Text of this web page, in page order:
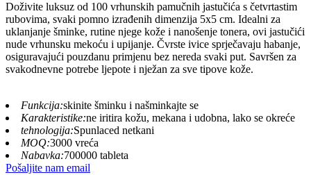
Doživite luksuz od 100 vrhunskih pamučnih jastučića s četvrtastim
rubovima, svaki pomno izrađenih dimenzija 5x5 cm. Idealni za
uklanjanje šminke, rutine njege kože i nanošenje tonera, ovi jastučići
nude vrhunsku mekoću i upijanje. Čvrste ivice sprječavaju habanje,
osiguravajući pouzdanu primjenu bez nereda svaki put. Savršen za
svakodnevne potrebe ljepote i nježan za sve tipove kože.
Funkcija:skinite šminku i našminkajte se
Karakteristike:ne iritira kožu, mekana i udobna, lako se okreće
tehnologija:Spunlaced netkani
MOQ:3000 vreća
Nabavka:700000 tableta
Pošaljite nam email